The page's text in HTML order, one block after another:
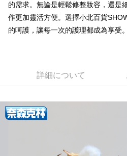
2.SMSで認証してお支払い手続を進めて
3.注文するときのお支払いは不要です。
4.ご注文が完了すると、携帯に支払い通
まで延長できます。
約商品や商品到着日が比較的遅い商品）
配送方法
全家取貨付款
配送毎にNT$60、NT$599以上で送
配送毎にNT$60、NT$599以上で送料
的需求。無論是輕鬆修整妝容，還是
作更加靈活方便。選擇小北百貨
的呵護，讓每一次的護理都成為享受。
詳細について